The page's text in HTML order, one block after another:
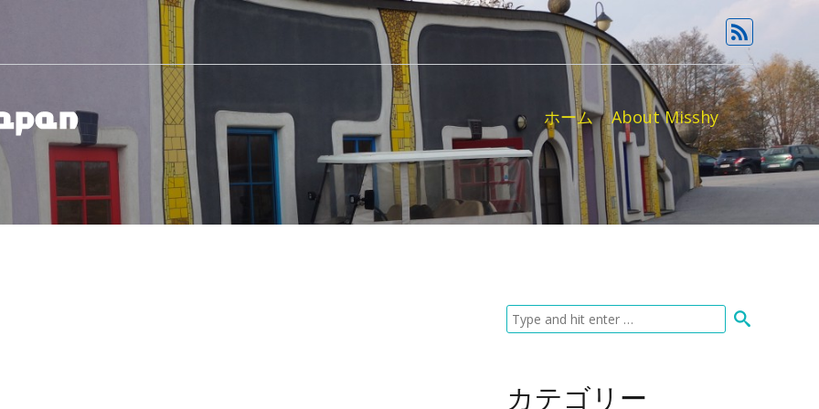
ホーム About Misshy
カテゴリー